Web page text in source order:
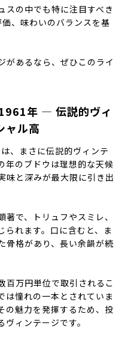
スの中でも特に注目すべき
、味わいのバランスを基
があるなら、ぜひこのライ
年 — 伝説的ヴィ
ャル高
、まさに伝説的ヴィンテ
年のブドウは理想的な天候
味と深みが最大限に引き出
で、トリュフやスミレ、
られます。口に含むと、ま
骨格があり、長い余韻が続
百万円単位で取引されるこ
は憧れの一本とされていま
の魅力を発揮するため、投
ィンテージです。